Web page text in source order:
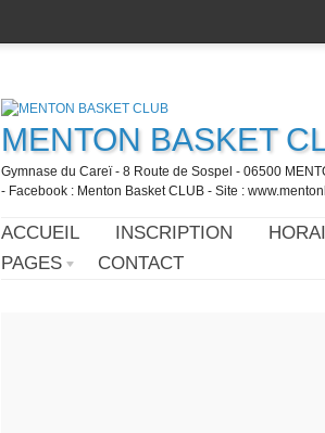
MENTON BASKET
Gymnase du Careï - 8 Route de Sospel - 06500
- Facebook : Menton Basket CLUB - Site :
ACCUEIL INSCRIPTION
PAGES
CONTACT